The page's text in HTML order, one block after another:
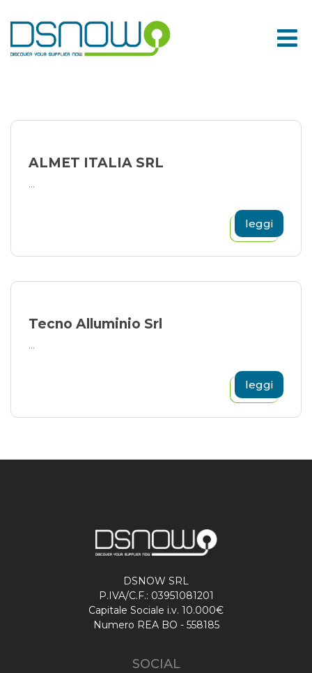
to
content
ALMET ITALIA SRL
...
leggi
Tecno Alluminio Srl
...
leggi
DSNOW SRL
P.IVA/C.F.: 03951081201
Capitale Sociale i.v. 10.000€
Numero REA BO - 558185
SOCIAL